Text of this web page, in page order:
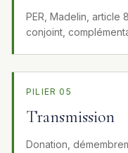
PER, Madelin, article
conjoint,
PILIER 05
Transmission
Donation,